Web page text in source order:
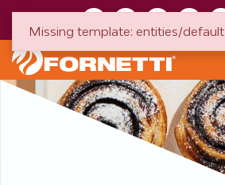
Missing template: entities/default